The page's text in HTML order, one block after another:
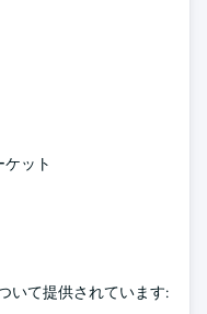
ット
いて提供されています: